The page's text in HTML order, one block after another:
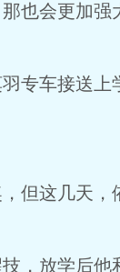
也会更加强
专车接送
但这几天，
，放学后